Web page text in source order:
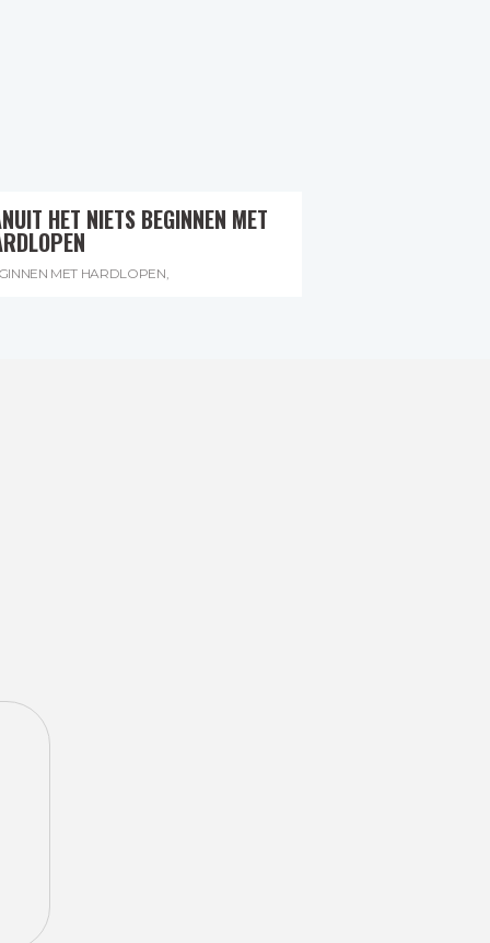
HET NIETS BEGINNEN MET
MET HARDLOPEN,